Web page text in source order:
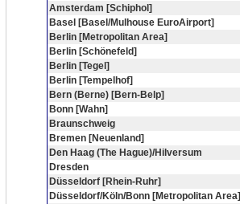
Amsterdam [Schiphol]
Basel [Basel/Mulhouse EuroAirport]
Berlin [Metropolitan Area]
Berlin [Schönefeld]
Berlin [Tegel]
Berlin [Tempelhof]
Bern (Berne) [Bern-Belp]
Bonn [Wahn]
Braunschweig
Bremen [Neuenland]
Den Haag (The Hague)/Hilversum
Dresden
Düsseldorf [Rhein-Ruhr]
Düsseldorf/Köln/Bonn [Metropolitan Area]